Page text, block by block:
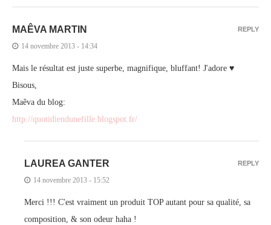
MAÊVA MARTIN
14 novembre 2013 - 14:34
Mais le résultat est juste superbe, magnifique, bluffant! J'adore ♥
Bisous,
Maêva du blog:
http://quotidiendunefille.blogspot.fr/
REPLY
LAUREA GANTER
14 novembre 2013 - 15:52
Merci !!! C'est vraiment un produit TOP autant pour sa qualité, sa
composition, & son odeur haha !
REPLY